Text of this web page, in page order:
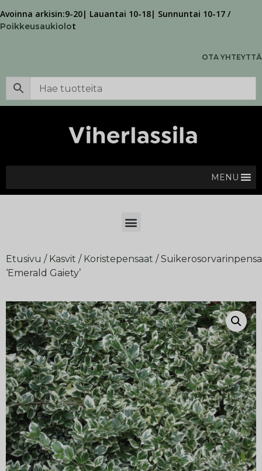
Avoinna arkisin:9-20| Lauantai 10-18| Sunnuntai 10-17 /
Poikkeusaukiolot
OTA YHTEYTTÄ
MENU
Etusivu / Kasvit / Koristepensaat /
‘Emerald Gaiety’